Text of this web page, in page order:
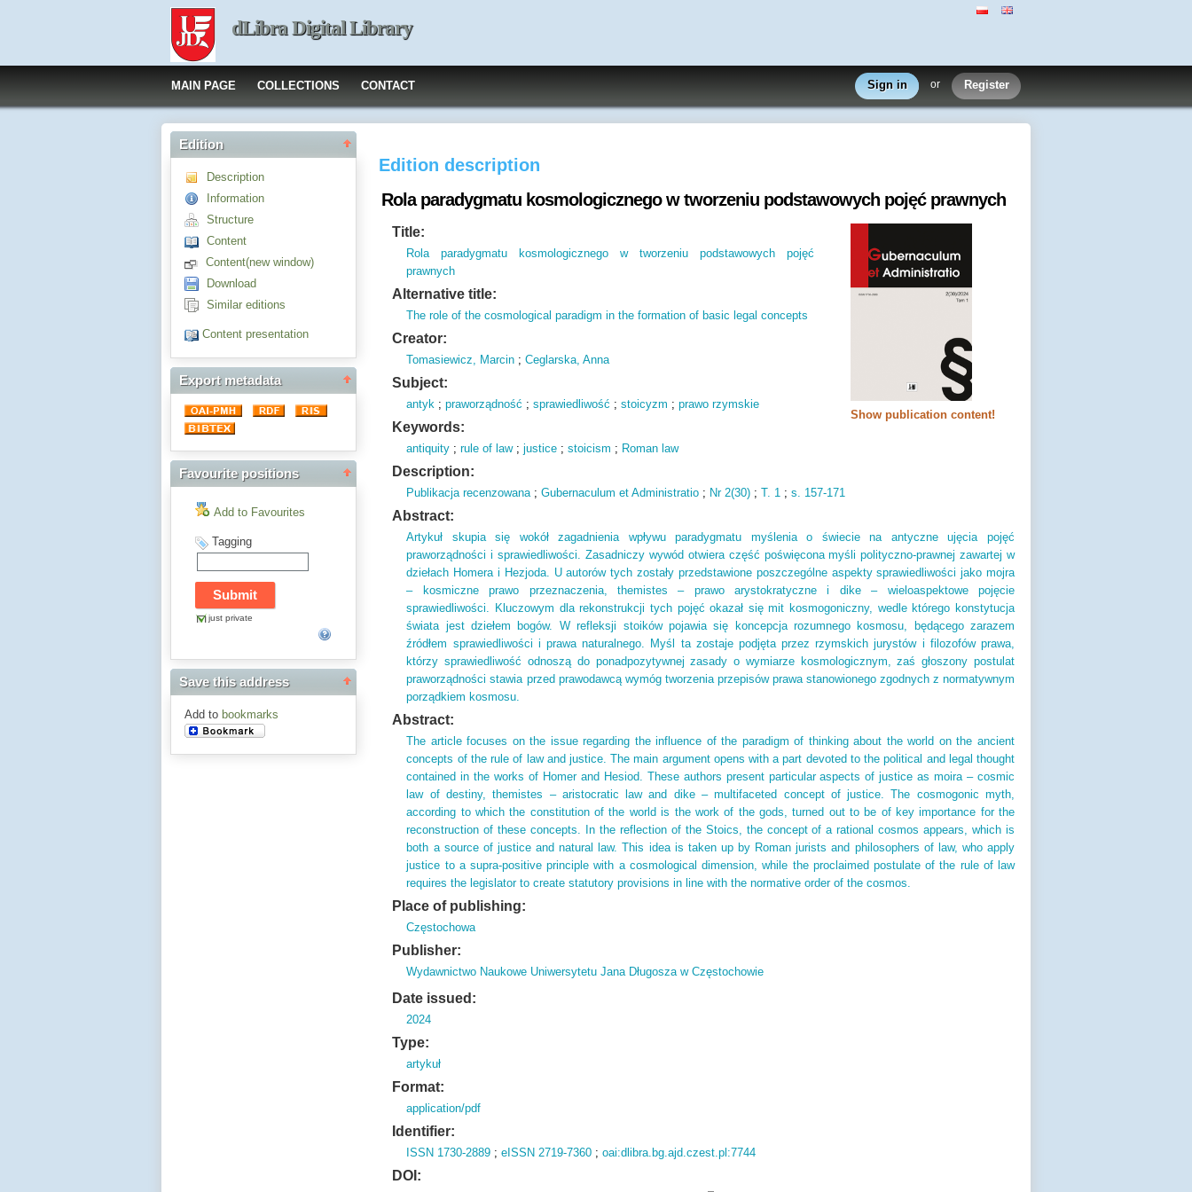
dLibra Digital Library
MAIN PAGE COLLECTIONS CONTACT Sign in or Register
Edition
Description
Information
Structure
Content
Content(new window)
Download
Similar editions
Content presentation
Export metadata
Favourite positions
Add to Favourites
Tagging
just private
Save this address
Add to bookmarks
Edition description
Rola paradygmatu kosmologicznego w tworzeniu podstawowych pojęć prawnych
Show publication content!
Title:
Rola paradygmatu kosmologicznego w tworzeniu podstawowych pojęć
prawnych
Alternative title:
The role of the cosmological paradigm in the formation of basic legal concepts
Creator:
Tomasiewicz, Marcin ;Ceglarska, Anna
Subject:
antyk ;praworządność ;sprawiedliwość ;stoicyzm ;prawo rzymskie
Keywords:
antiquity ;rule of law;justice ;stoicism ; Roman law
Description:
Publikacja recenzowana;Gubernaculum et Administratio ; Nr 2(30) ;T. 1 ;s. 157-171
Abstract:
Artykuł skupia się wokół zagadnienia wpływu paradygmatu myślenia o świecie na antyczne ujęcia pojęć
praworządności i sprawiedliwości. Zasadniczy wywód otwiera część poświęcona myśli polityczno-prawnej zawartej w
dziełach Homera i Hezjoda. U autorów tych zostały przedstawione poszczególne aspekty sprawiedliwości jako mojra
– kosmiczne prawo przeznaczenia, themistes – prawo arystokratyczne i dike – wieloaspektowe pojęcie
sprawiedliwości. Kluczowym dla rekonstrukcji tych pojęć okazał się mit kosmogoniczny, wedle którego konstytucja
świata jest dziełem bogów. W refleksji stoików pojawia się koncepcja rozumnego kosmosu, będącego zarazem
źródłem sprawiedliwości i prawa naturalnego. Myśl ta zostaje podjęta przez rzymskich jurystów i filozofów prawa,
którzy sprawiedliwość odnoszą do ponadpozytywnej zasady o wymiarze kosmologicznym, zaś głoszony postulat
praworządności stawia przed prawodawcą wymóg tworzenia przepisów prawa stanowionego zgodnych z normatywnym
porządkiem kosmosu.
Abstract:
The article focuses on the issue regarding the influence of the paradigm of thinking about the world on the ancient
concepts of the rule of law and justice. The main argument opens with a part devoted to the political and legal thought
contained in the works of Homer and Hesiod. These authors present particular aspects of justice as moira – cosmic
law of destiny, themistes – aristocratic law and dike – multifaceted concept of justice. The cosmogonic myth,
according to which the constitution of the world is the work of the gods, turned out to be of key importance for the
reconstruction of these concepts. In the reflection of the Stoics, the concept of a rational cosmos appears, which is
both a source of justice and natural law. This idea is taken up by Roman jurists and philosophers of law, who apply
justice to a supra-positive principle with a cosmological dimension, while the proclaimed postulate of the rule of law
requires the legislator to create statutory provisions in line with the normative order of the cosmos.
Place of publishing:
Częstochowa
Publisher:
Wydawnictwo Naukowe Uniwersytetu Jana Długosza w Częstochowie
Date issued:
2024
Type:
artykuł
Format:
application/pdf
Identifier:
ISSN 1730-2889 ;eISSN 2719-7360 ;oai:dlibra.bg.ajd.czest.pl:7744
DOI: